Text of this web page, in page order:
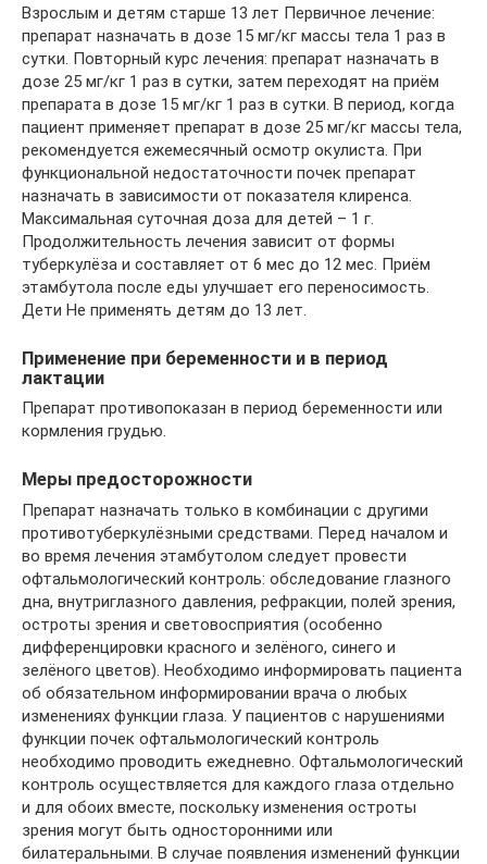
Взрослым и детям старше 13 лет Первичное лечение:
препарат назначать в дозе 15 мг/кг массы тела 1 раз в
сутки. Повторный курс лечения: препарат назначать в
дозе 25 мг/кг 1 раз в сутки, затем переходят на приём
препарата в дозе 15 мг/кг 1 раз в сутки. В период, когда
пациент применяет препарат в дозе 25 мг/кг массы тела,
рекомендуется ежемесячный осмотр окулиста. При
функциональной недостаточности почек препарат
назначать в зависимости от показателя клиренса.
Максимальная суточная доза для детей – 1 г.
Продолжительность лечения зависит от формы
туберкулёза и составляет от 6 мес до 12 мес. Приём
этамбутола после еды улучшает его переносимость.
Дети Не применять детям до 13 лет.
Применение при беременности и в период
лактации
Препарат противопоказан в период беременности или
кормления грудью.
Меры предосторожности
Препарат назначать только в комбинации с другими
противотуберкулёзными средствами. Перед началом и
во время лечения этамбутолом следует провести
офтальмологический контроль: обследование глазного
дна, внутриглазного давления, рефракции, полей зрения,
остроты зрения и световосприятия (особенно
дифференцировки красного и зелёного, синего и
зелёного цветов). Необходимо информировать пациента
об обязательном информировании врача о любых
изменениях функции глаза. У пациентов с нарушениями
функции почек офтальмологический контроль
необходимо проводить ежедневно. Офтальмологический
контроль осуществляется для каждого глаза отдельно
и для обоих вместе, поскольку изменения остроты
зрения могут быть односторонними или
билатеральными. В случае появления изменений функции